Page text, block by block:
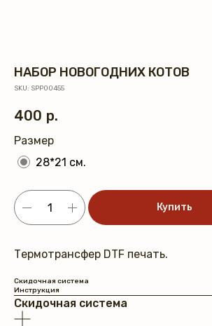
НАБОР НОВОГОДНИХ КОТОВ
SKU: SPP00455
400 р.
Размер
28*21 см.
Купить
Термотрансфер DTF печать.
Скидочная система
Инструкция
Скидочная система